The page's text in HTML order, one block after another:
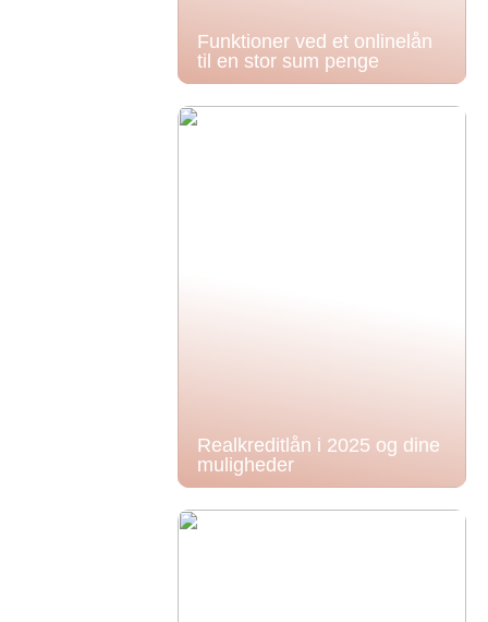
Funktioner ved et onlinelån
til en stor sum penge
Realkreditlån i 2025 og dine
muligheder